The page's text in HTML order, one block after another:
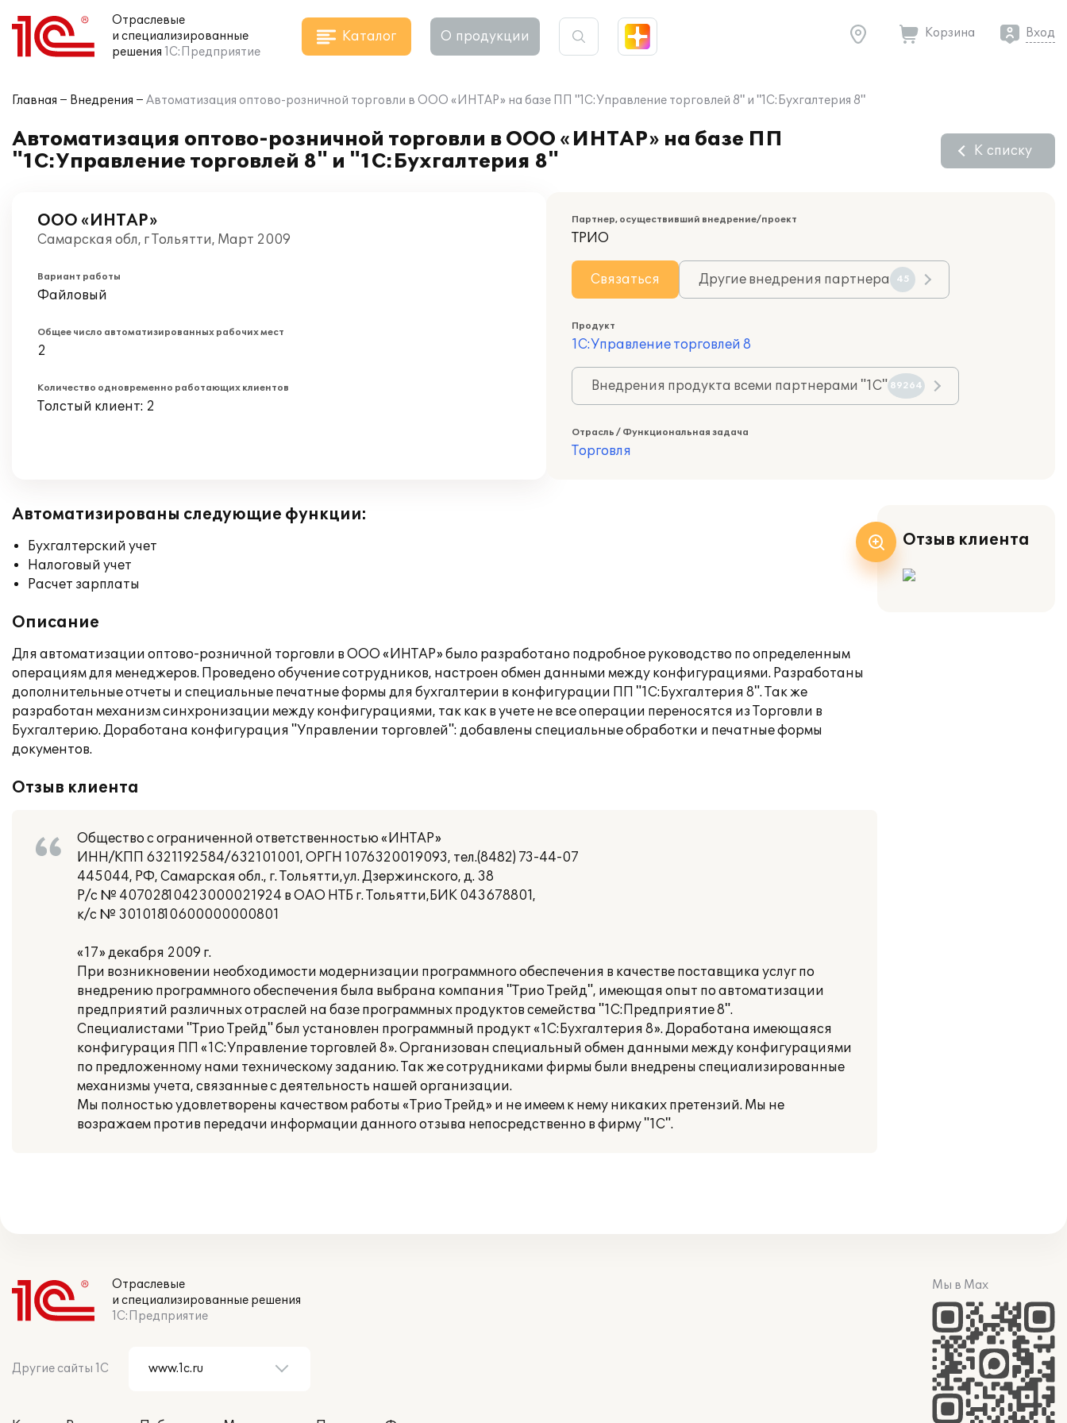
Отраслевые
и специализированные
решения 1С:Предприятие
Каталог О продукции Корзина Вход
Главная Внедрения Автоматизация оптово-розничной торговли в ООО «ИНТАР» на базе ПП "1С:Управление торговлей 8" и "1С:Бухгалтерия 8"
Автоматизация оптово-розничной торговли в ООО «ИНТАР» на базе ПП
"1С:Управление торговлей 8" и "1С:Бухгалтерия 8"
К списку
ООО «ИНТАР»
Самарская обл, г Тольятти, Март 2009
Вариант работы
Файловый
Общее число автоматизированных рабочих мест
2
Количество одновременно работающих клиентов
Толстый клиент: 2
Партнер, осуществивший внедрение/проект
ТРИО
Связаться Другие внедрения партнера 45
Продукт
1С:Управление торговлей 8
Внедрения продукта всеми партнерами "1С" 89264
Отрасль / Функциональная задача
Торговля
Автоматизированы следующие функции:
Бухгалтерский учет
Налоговый учет
Расчет зарплаты
Описание
Для автоматизации оптово-розничной торговли в ООО «ИНТАР» было разработано подробное руководство по определенным
операциям для менеджеров. Проведено обучение сотрудников, настроен обмен данными между конфигурациями. Разработаны
дополнительные отчеты и специальные печатные формы для бухгалтерии в конфигурации ПП "1С:Бухгалтерия 8". Так же
разработан механизм синхронизации между конфигурациями, так как в учете не все операции переносятся из Торговли в
Бухгалтерию. Доработана конфигурация "Управлении торговлей": добавлены специальные обработки и печатные формы
документов.
Отзыв клиента
Общество с ограниченной ответственностью «ИНТАР»
ИНН/КПП 6321192584/632101001, ОРГН 1076320019093, тел.(8482) 73-44-07
445044, РФ, Самарская обл., г. Тольятти,ул. Дзержинского, д. 38
Р/с № 40702810423000021924 в ОАО НТБ г. Тольятти,БИК 043678801,
к/с № 30101810600000000801
«17» декабря 2009 г.
При возникновении необходимости модернизации программного обеспечения в качестве поставщика услуг по
внедрению программного обеспечения была выбрана компания "Трио Трейд", имеющая опыт по автоматизации
предприятий различных отраслей на базе программных продуктов семейства "1С:Предприятие 8".
Специалистами "Трио Трейд" был установлен программный продукт «1С:Бухгалтерия 8». Доработана имеющаяся
конфигурация ПП «1С:Управление торговлей 8». Организован специальный обмен данными между конфигурациями
по предложенному нами техническому заданию. Так же сотрудниками фирмы были внедрены специализированные
механизмы учета, связанные с деятельность нашей организации.
Мы полностью удовлетворены качеством работы «Трио Трейд» и не имеем к нему никаких претензий. Мы не
возражаем против передачи информации данного отзыва непосредственно в фирму "1С".
Отзыв клиента
Отраслевые
и специализированные решения
1С:Предприятие
Другие сайты 1С
Мы в Max